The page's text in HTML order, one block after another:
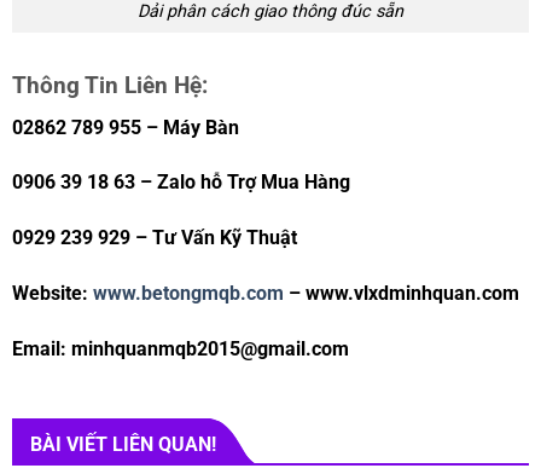
Dải phân cách giao thông đúc sẵn
Thông Tin Liên Hệ:
02862 789 955 – Máy Bàn
0906 39 18 63 – Zalo hỗ Trợ Mua Hàng
0929 239 929 – Tư Vấn Kỹ Thuật
Website: www.betongmqb.com – www.vlxdminhquan.com
Email: minhquanmqb2015@gmail.com
BÀI VIẾT LIÊN QUAN!